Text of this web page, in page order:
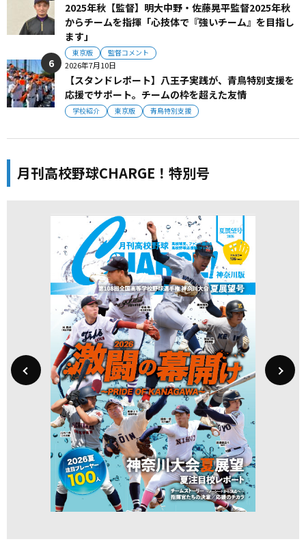
2025年秋【監督】明大中野・佐藤晃平監督2025年秋
からチームを指揮「心技体で『強いチーム』を目指し
ます」
東京版 監督コメント
2026年7月10日
【スタンドレポート】八王子実践が、青鳥特別支援を
応援でサポート。チームの枠を超えた友情
学校紹介 東京版 青鳥特別支援
月刊高校野球CHARGE！特別号